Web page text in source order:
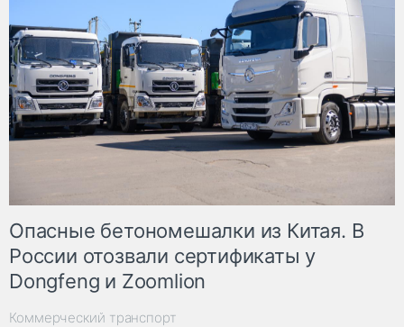
Опасные бетономешалки из Китая. В
России отозвали сертификаты у
Dongfeng и Zoomlion
Коммерческий транспорт